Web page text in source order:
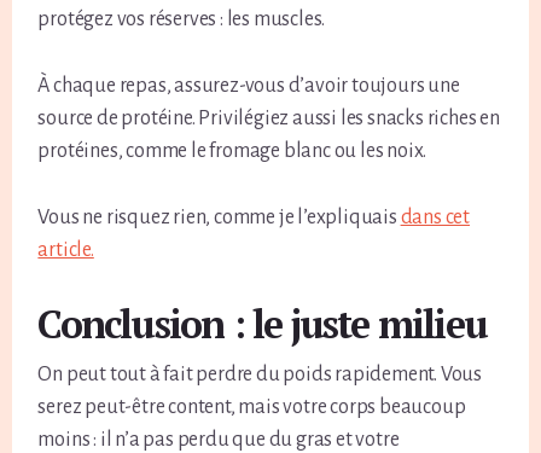
protégez vos réserves : les muscles.
À chaque repas, assurez-vous d’avoir toujours une
source de protéine. Privilégiez aussi les snacks riches en
protéines, comme le fromage blanc ou les noix.
Vous ne risquez rien, comme je l’expliquais dans cet
article.
Conclusion : le juste milieu
On peut tout à fait perdre du poids rapidement. Vous
serez peut-être content, mais votre corps beaucoup
moins : il n’a pas perdu que du gras et votre